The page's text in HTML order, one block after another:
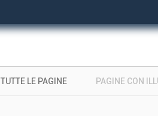
TUTTE LE PAGINE PAGINE CON